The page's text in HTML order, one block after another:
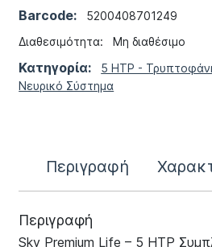
Barcode:
5200408701249
Διαθεσιμότητα:Μη διαθέσιμο
Κατηγορία: 5 HTP -
Νευρικό Σύστημα
Περιγραφή
Περιγραφή
Sky Premium Life – 5 HTP